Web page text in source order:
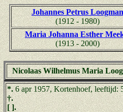
Johannes Petrus Loogman
(1912 - 1980)
Maria Johanna Esther
(1913 - 2000)
Nicolaas Wilhelmus Maria
*.6 apr 1957, Kortenhoef, leeftijd:
†.
[ ].